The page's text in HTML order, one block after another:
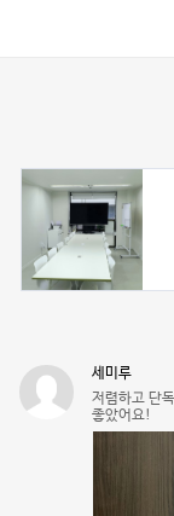
세미루
저렴하고 단
좋았어요!